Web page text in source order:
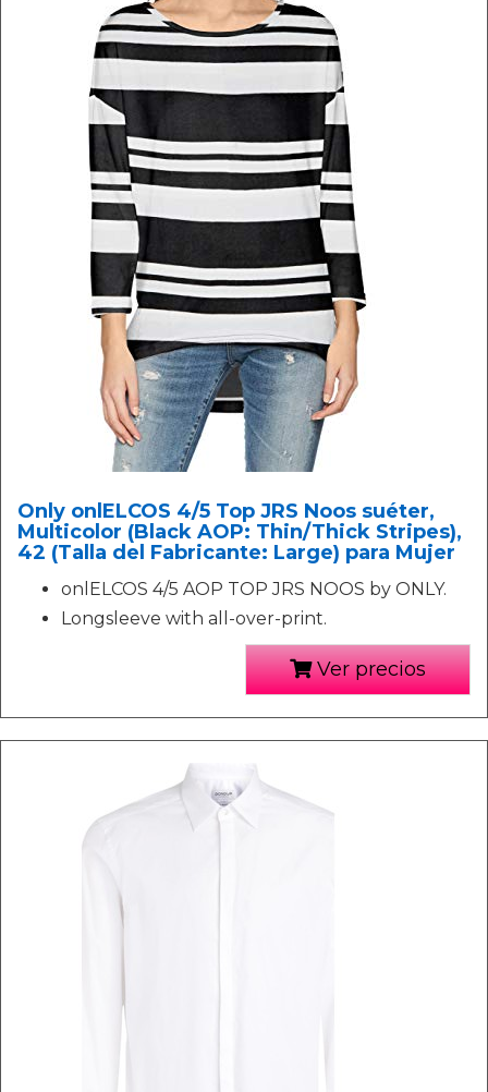
Only onlELCOS 4/5 Top JRS Noos suéter,
Multicolor (Black AOP: Thin/Thick Stripes),
42 (Talla del Fabricante: Large) para Mujer
onlELCOS 4/5 AOP TOP JRS NOOS by ONLY.
Longsleeve with all-over-print.
Ver precios